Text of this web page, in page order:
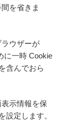
を省きま
ウザーが
に一時 Cookie
含んでおら
示情報を保
設定します。